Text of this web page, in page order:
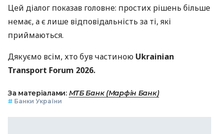
Цей діалог показав головне: простих рішень більше
немає, а є лише відповідальність за ті, які
приймаються.
Дякуємо всім, хто був частиною Ukrainian
Transport Forum 2026.
За матеріалами: МТБ Банк (Марфін Банк)
# Банки України